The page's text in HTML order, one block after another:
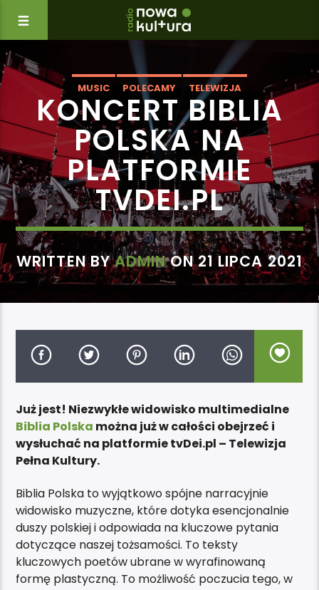
MUSIC POLECAMY TELEWIZJA
KONCERT BIBLIA
POLSKA NA
PLATFORMIE
TVDEI.PL
WRITTEN BYADMINON 21 LIPCA 2021
Już jest! Niezwykłe widowisko multimedialne
Biblia Polska można już w całości obejrzeć i
wysłuchać na platformie tvDei.pl – Telewizja
Pełna Kultury.
Biblia Polska to wyjątkowo spójne narracyjnie
widowisko muzyczne, które dotyka esencjonalnie
duszy polskiej i odpowiada na kluczowe pytania
dotyczące naszej tożsamości. To teksty
kluczowych poetów ubrane w wyrafinowaną
formę plastyczną. To możliwość poczucia tego, w